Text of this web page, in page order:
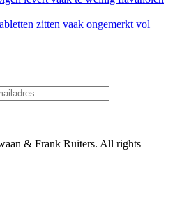
zitten vaak ongemerkt vol
& Frank Ruiters. All rights